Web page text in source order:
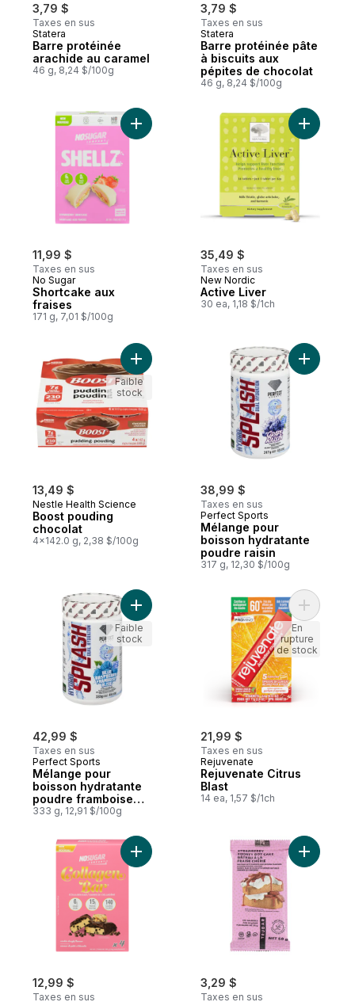
3,79 $
Taxes en sus
Statera
Barre protéinée
arachide au caramel
46 g, 8,24 $/100g
3,79 $
Taxes en sus
Statera
Barre protéinée pâte
à biscuits aux
pépites de chocolat
46 g, 8,24 $/100g
11,99 $
Taxes en sus
No Sugar
Shortcake aux
fraises
171 g, 7,01 $/100g
Ajouter Shortcake aux fraises au panier
35,49 $
Taxes en sus
New Nordic
Active Liver
30 ea, 1,18 $/1ch
Ajouter
13,49 $
Nestle Health Science
Boost pouding
chocolat
4x142.0 g, 2,38 $/100g
Ajouter Boost pouding chocolat au panier
Faible
stock
38,99 $
Taxes en sus
Perfect Sports
Mélange pour
boisson hydratante
poudre raisin
317 g, 12,30 $/100g
Ajouter
42,99 $
Taxes en sus
Perfect Sports
Mélange pour
boisson hydratante
poudre framboise
bleue
333 g, 12,91 $/100g
Ajouter Mélange pour boisson
Faible
stock
21,99 $
Taxes en sus
Rejuvenate
Rejuvenate Citrus
Blast
14 ea, 1,57 $/1ch
Ajouter
En
rupture
de stock
12,99 $
Taxes en sus
Ajouter Barre de collagène saveur de
3,29 $
Taxes en sus
Ajouter